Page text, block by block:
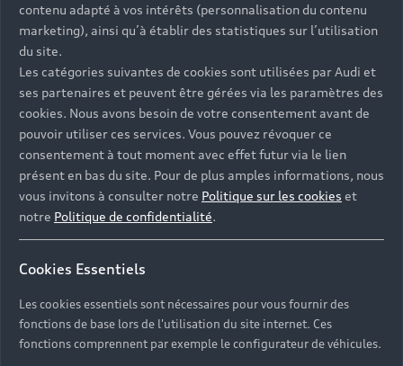
Toute
l’efficience de la
boîte
automatique
Audi S Tronic
Robotisée et à double embrayage, la boîte
A1 allstreet, est particulièrement rapide en
deux demi-boîtes, elle est capable de
présélectionner la vitesse précédente ou la
suivante, anticipant ainsi le prochain changement
contenu adapté à vos intérêts (personnalisation du contenu
marketing), ainsi qu’à établir des statistiques sur l’utilisation
du site.
Les catégories suivantes de cookies sont utilisées par Audi et
ses partenaires et peuvent être gérées via les paramètres des
cookies. Nous avons besoin de votre consentement avant de
pouvoir utiliser ces services. Vous pouvez révoquer ce
consentement à tout moment avec effet futur via le lien
présent en bas du site. Pour de plus amples informations, nous
vous invitons à consulter notre Politique sur les cookies et
notre Politique de confidentialité.
Cookies Essentiels
Les cookies essentiels sont nécessaires pour vous fournir des
fonctions de base lors de l'utilisation du site internet. Ces
fonctions comprennent par exemple le configurateur de véhicules.